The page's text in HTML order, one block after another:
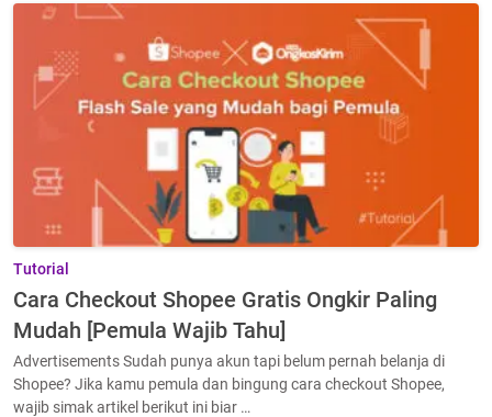
Tutorial
Cara Checkout Shopee Gratis Ongkir Paling
Mudah [Pemula Wajib Tahu]
Advertisements Sudah punya akun tapi belum pernah belanja di
Shopee? Jika kamu pemula dan bingung cara checkout Shopee,
wajib simak artikel berikut ini biar …